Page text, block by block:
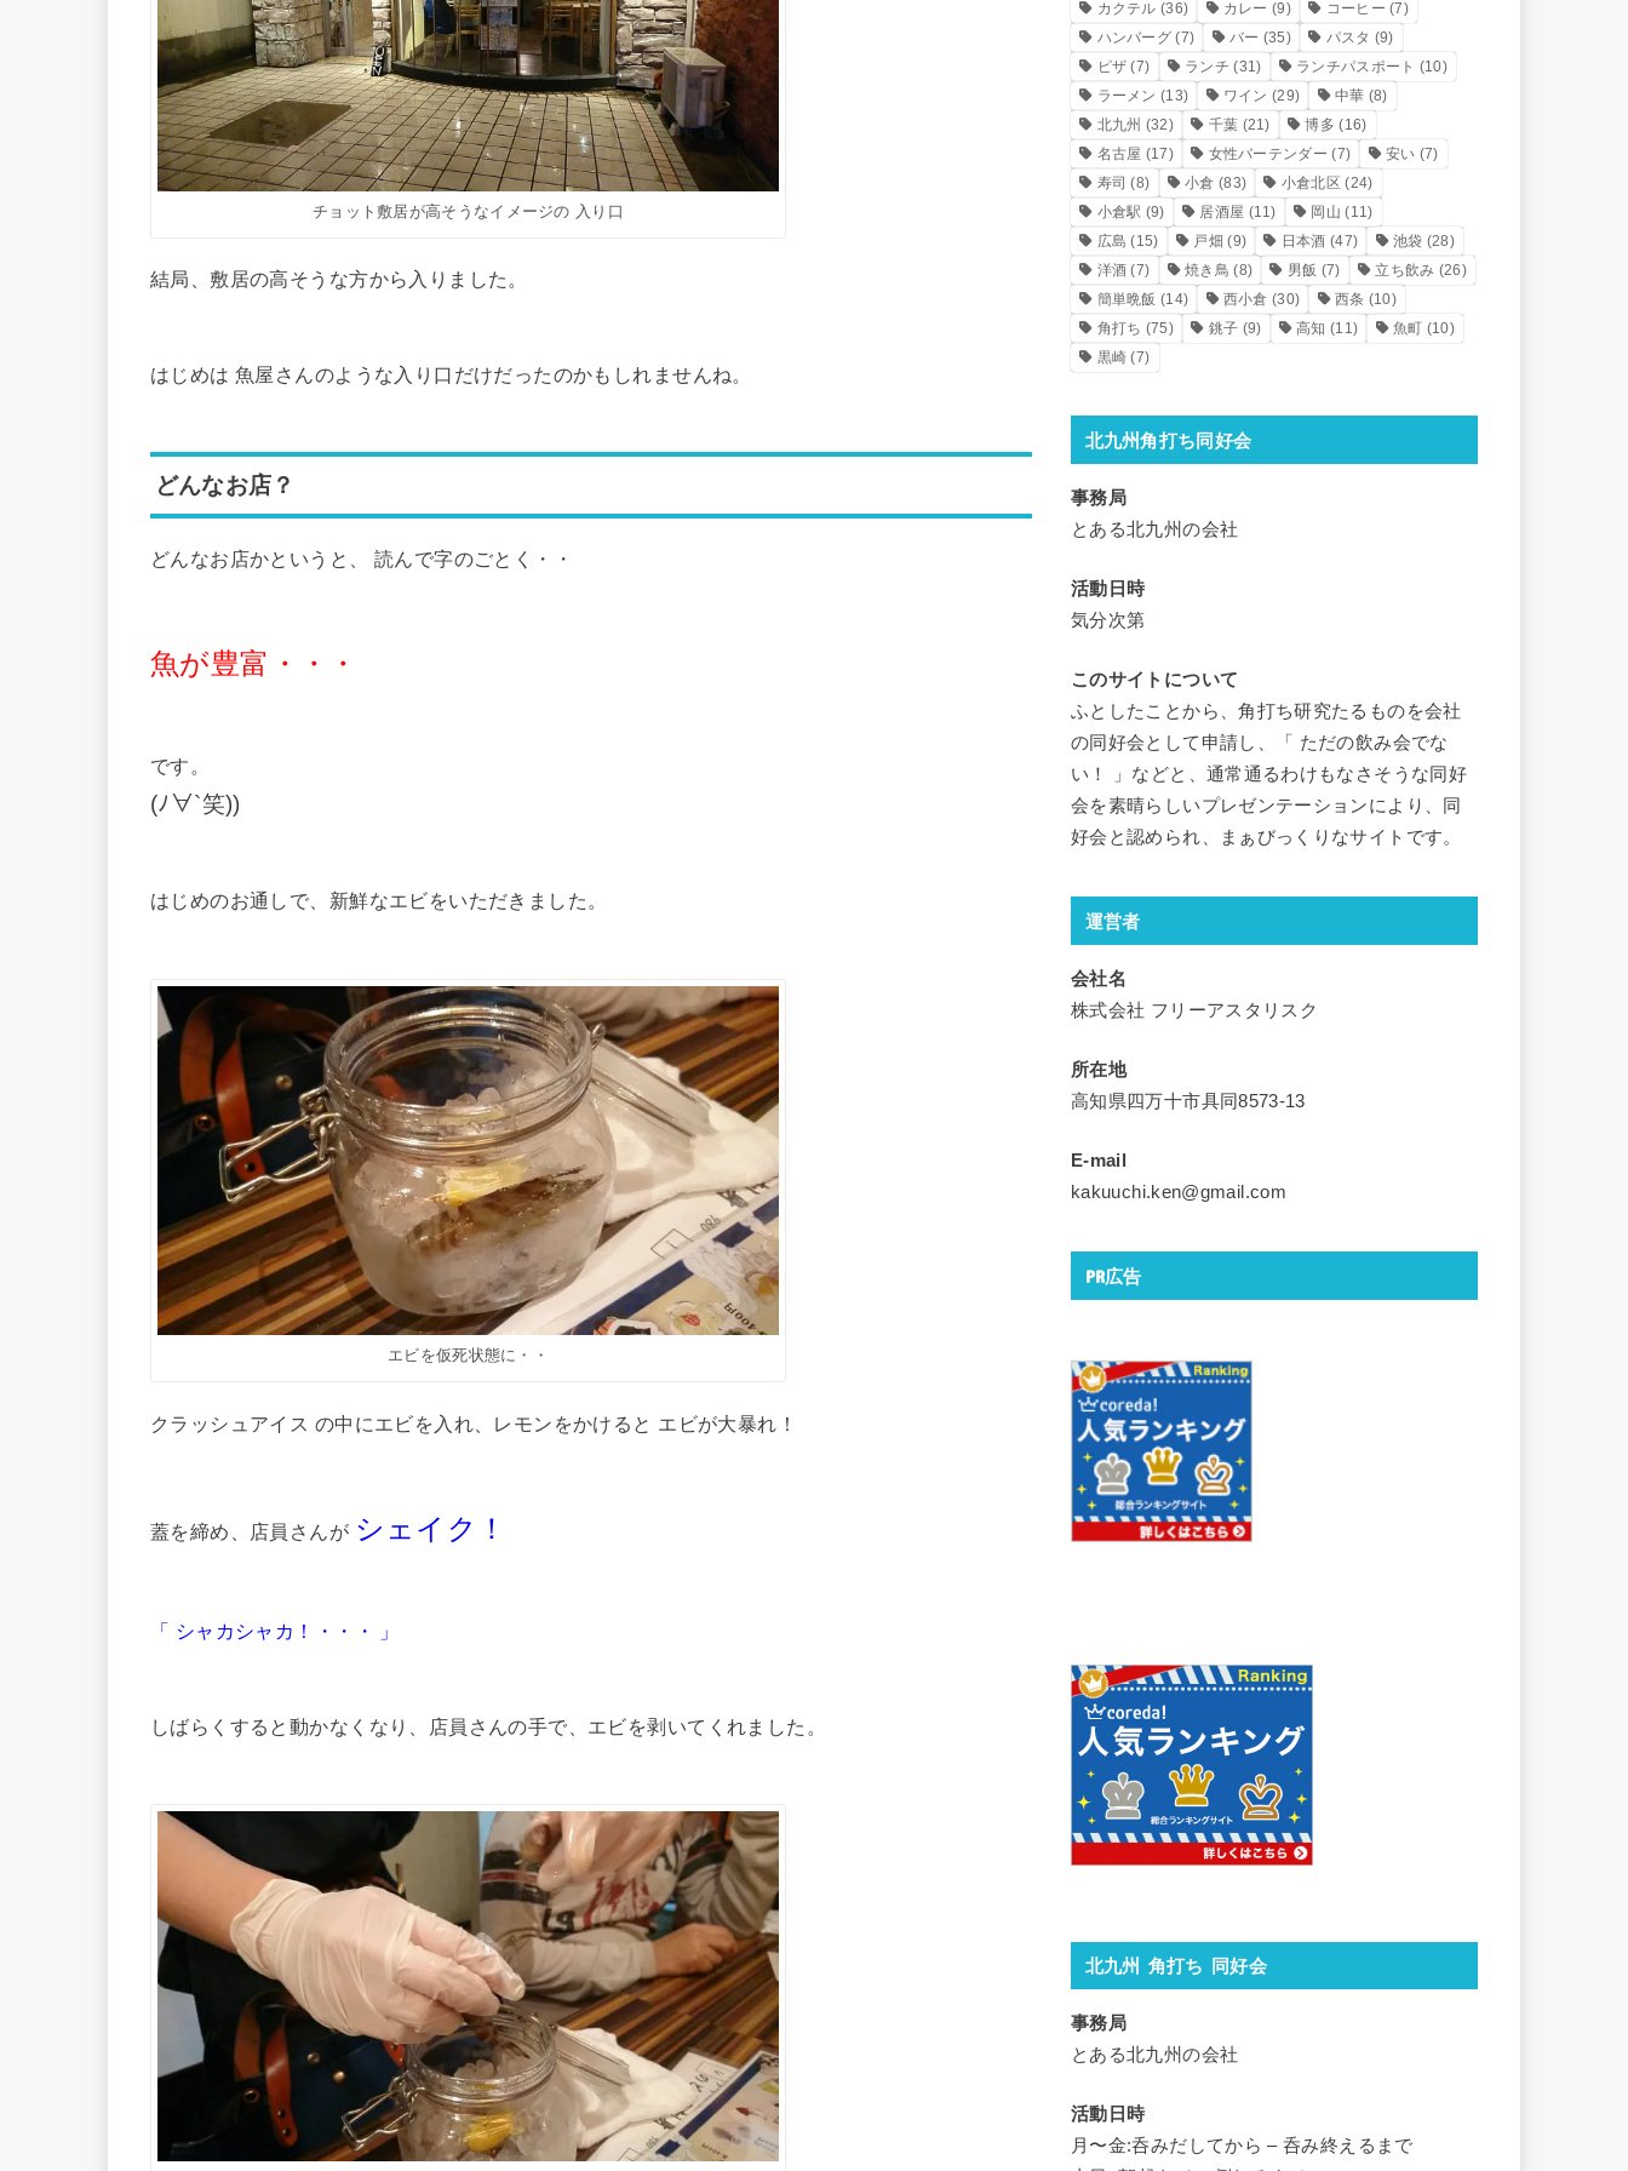
チョット敷居が高そうなイメージの 入り口
結局、敷居の高そうな方から入りました。
はじめは 魚屋さんのような入り口だけだったのかもしれませんね。
どんなお店？
どんなお店かというと、 読んで字のごとく・・
魚が豊富・・・
です。
(ﾉ∀`笑))
はじめのお通しで、新鮮なエビをいただきました。
エビを仮死状態に・・
クラッシュアイス の中にエビを入れ、レモンをかけると エビが大暴れ！
蓋を締め、店員さんが シェイク！
「 シャカシャカ！・・・ 」
しばらくすると動かなくなり、店員さんの手で、エビを剥いてくれました。
カクテル (36) カレー (9) コーヒー (7)
ハンバーグ (7) バー (35) パスタ (9)
ピザ (7) ランチ (31) ランチパスポート (10)
ラーメン (13) ワイン (29) 中華 (8)
北九州 (32) 千葉 (21) 博多 (16)
名古屋 (17) 女性バーテンダー (7) 安い (7)
寿司 (8) 小倉 (83) 小倉北区 (24)
小倉駅 (9) 居酒屋 (11) 岡山 (11)
広島 (15) 戸畑 (9) 日本酒 (47) 池袋 (28)
洋酒 (7) 焼き鳥 (8) 男飯 (7) 立ち飲み (26)
簡単晩飯 (14) 西小倉 (30) 西条 (10)
角打ち (75) 銚子 (9) 高知 (11) 魚町 (10)
黒崎 (7)
北九州角打ち同好会
事務局
とある北九州の会社
活動日時
気分次第
このサイトについて
ふとしたことから、角打ち研究たるものを会社
の同好会として申請し、「 ただの飲み会でな
い！ 」などと、通常通るわけもなさそうな同好
会を素晴らしいプレゼンテーションにより、同
好会と認められ、まぁびっくりなサイトです。
運営者
会社名
株式会社 フリーアスタリスク
所在地
高知県四万十市具同8573-13
E-mail
kakuuchi.ken@gmail.com
PR広告
北九州 角打ち 同好会
事務局
とある北九州の会社
活動日時
月〜金:呑みだしてから – 呑み終えるまで